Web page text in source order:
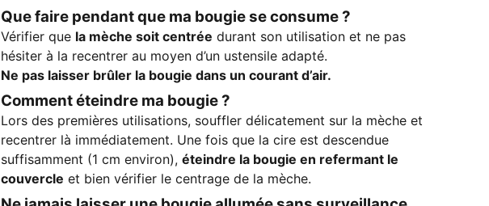
Que faire pendant que ma bougie se consume ?
Vérifier que la mèche soit centrée durant son utilisation et ne pas
hésiter à la recentrer au moyen d’un ustensile adapté.
Ne pas laisser brûler la bougie dans un courant d’air.
Comment éteindre ma bougie ?
Lors des premières utilisations, souffler délicatement sur la mèche et
recentrer là immédiatement. Une fois que la cire est descendue
suffisamment (1 cm environ), éteindre la bougie en refermant le
couvercle et bien vérifier le centrage de la mèche.